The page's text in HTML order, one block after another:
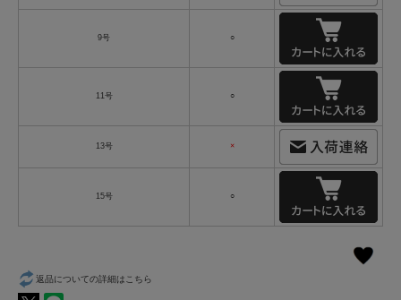
9号 ○
11号 ○
13号 ×
15号 ○
返品についての詳細はこちら